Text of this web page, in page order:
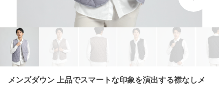
メンズダウン 上品でスマートな印象を演出する襟なしメ